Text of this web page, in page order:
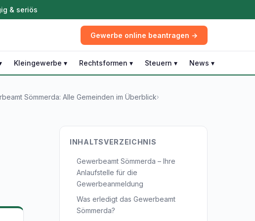
& seriös
Gewerbe online beantragen →
Kleingewerbe ▾ Rechtsformen ▾ Steuern ▾ News ▾
Sömmerda: Alle Gemeinden im Überblick›
INHALTSVERZEICHNIS
Gewerbeamt Sömmerda – Ihre
Anlaufstelle für die
Gewerbeanmeldung
Was erledigt das Gewerbeamt
Sömmerda?